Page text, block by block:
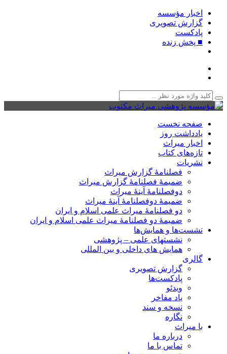
اخبار مؤسسه
گزارش تصویری
پادکست‌
■ پخش زنده
صفحه نخست
یادداشت روز
اخبار میراث
تازه‌های کتاب
نشریات
فصلنامۀ گزارش میراث
ضمیمۀ فصلنامۀ گزارش میراث
دوفصلنامۀ آینۀ میراث
ضمیمۀ دوفصلنامۀ آینۀ میراث
دو فصلنامۀ میراث علمی اسلام و ایران
ضمیمۀ دو فصلنامۀ میراث علمی اسلام و ایران
نشست‌ها و همایش‌ها
نشستهای علمی – پژوهشی
همایش های داخلی و بین المللی
گالری
گزارش تصویری
پادکست‌ها
ویدئو
یاد مفاخر
نسخه و سند
نگاره
با میراث
درباره ما
تماس با ما